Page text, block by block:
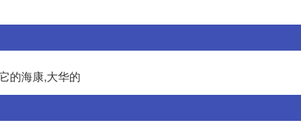
的海康,大华的